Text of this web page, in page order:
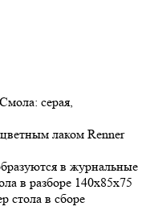
серая,
лаком Renner
в журнальные
в разборе 140х85х75
стола в сборе